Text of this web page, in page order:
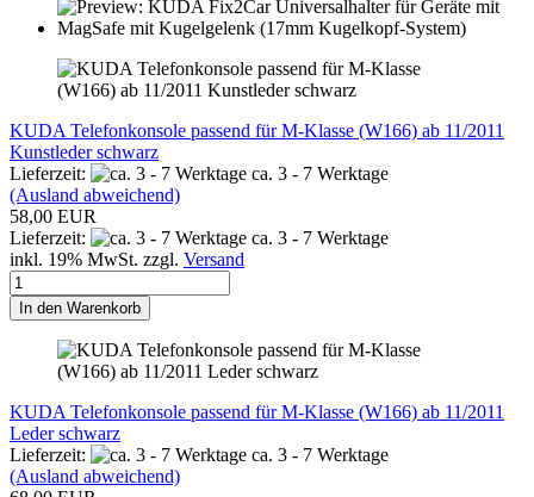
KUDA Telefonkonsole passend für M-Klasse (W166) ab 11/2011
Kunstleder schwarz
Lieferzeit:
ca. 3 - 7 Werktage
(Ausland abweichend)
58,00 EUR
Lieferzeit:
ca. 3 - 7 Werktage
inkl. 19% MwSt. zzgl. Versand
In den Warenkorb
KUDA Telefonkonsole passend für M-Klasse (W166) ab 11/2011
Leder schwarz
Lieferzeit:
ca. 3 - 7 Werktage
(Ausland abweichend)